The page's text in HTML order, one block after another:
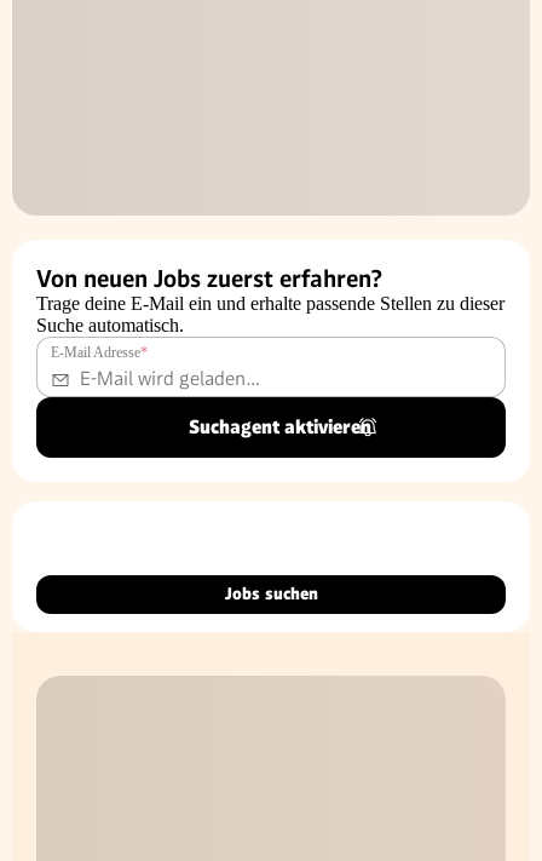
Von neuen Jobs zuerst erfahren?
Trage deine E-Mail ein und erhalte passende Stellen zu dieser
Suche automatisch.
E-Mail Adresse*
Suchagent aktivieren
Jobs suchen